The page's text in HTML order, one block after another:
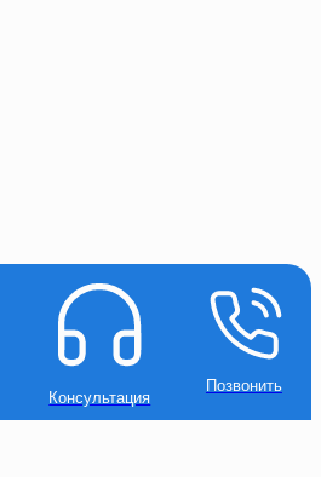
Консультация
Позвонить